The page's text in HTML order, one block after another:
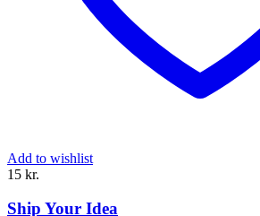
Add to wishlist
15 kr.
Ship Your Idea